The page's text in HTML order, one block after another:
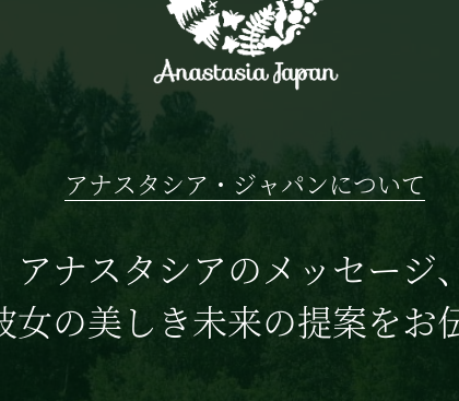
アナスタシア・ジャパンについて
アナスタシアのメッセージ、
女の美しき未来の提案をお